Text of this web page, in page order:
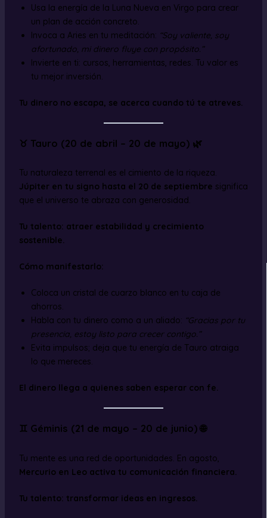
Usa la energía de la Luna Nueva en Virgo para crear
un plan de acción concreto.
Invoca a Aries en tu meditación: “Soy valiente, soy
afortunado, mi dinero fluye con propósito.”
Invierte en ti: cursos, herramientas, redes. Tu valor es
tu mejor inversión.
Tu dinero no escapa, se acerca cuando tú te atreves.
♉ Tauro (20 de abril – 20 de mayo) 🌿
Tu naturaleza terrenal es el cimiento de la riqueza.
Júpiter en tu signo hasta el 20 de septiembre significa
que el universo te abraza con generosidad.
Tu talento: atraer estabilidad y crecimiento
sostenible.
Cómo manifestarlo:
Coloca un cristal de cuarzo blanco en tu caja de
ahorros.
Habla con tu dinero como a un aliado: “Gracias por tu
presencia, estoy listo para crecer contigo.”
Evita impulsos; deja que tu energía de Tauro atraiga
lo que mereces.
El dinero llega a quienes saben esperar con fe.
♊ Géminis (21 de mayo – 20 de junio) 🌐
Tu mente es una red de oportunidades. En agosto,
Mercurio en Leo activa tu comunicación financiera.
Tu talento: transformar ideas en ingresos.